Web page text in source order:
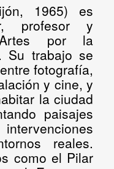
1965) es
profesor y
por la
Su trabajo se
fotografía,
y cine, y
la ciudad
paisajes
reales.
como el Pilar